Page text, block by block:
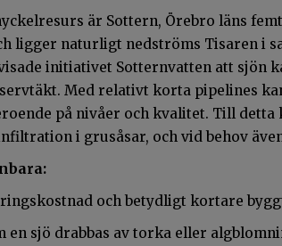
är Sottern, Örebro läns
ligger naturligt nedströms Tisaren i
initiativet Sotternvatten att sjön
Med relativt korta pipelines
på nivåer och kvalitet. Till detta
i grusåsar, och vid behov
och betydligt kortare
en sjö drabbas av torka eller